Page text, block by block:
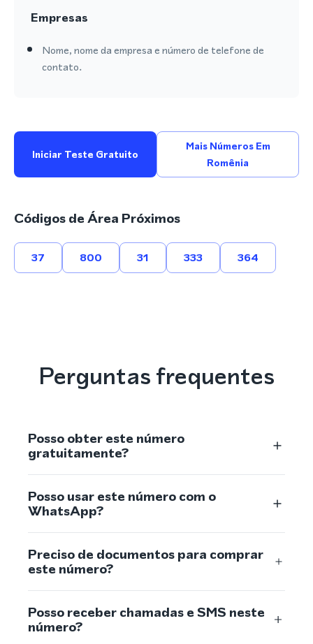
Empresas
Nome, nome da empresa e número de telefone de
contato.
Iniciar Teste Gratuito
Mais Números Em
Romênia
Códigos de Área Próximos
37 800 31 333 364
Perguntas frequentes
Posso obter este número
gratuitamente?
Posso usar este número com o
WhatsApp?
Preciso de documentos para comprar
este número?
Posso receber chamadas e SMS neste
número?